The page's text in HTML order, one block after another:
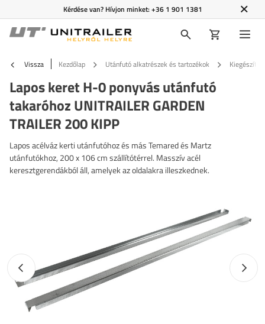
Kérdése van? Hívjon minket:+36 1 901 1381
Vissza Kezdőlap Utánfutó alkatrészek és tartozékok Kiegészítő
Lapos keret H-0 ponyvás utánfutó
takaróhoz UNITRAILER GARDEN
TRAILER 200 KIPP
Lapos acélváz kerti utánfutóhoz és más Temared és Martz
utánfutókhoz, 200 x 106 cm szállítótérrel. Masszív acél
keresztgerendákból áll, amelyek az oldalakra illeszkednek.
Előző fotó